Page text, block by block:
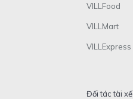
VILLFood
VILLMart
VILLExpress
Đối tác tài xế